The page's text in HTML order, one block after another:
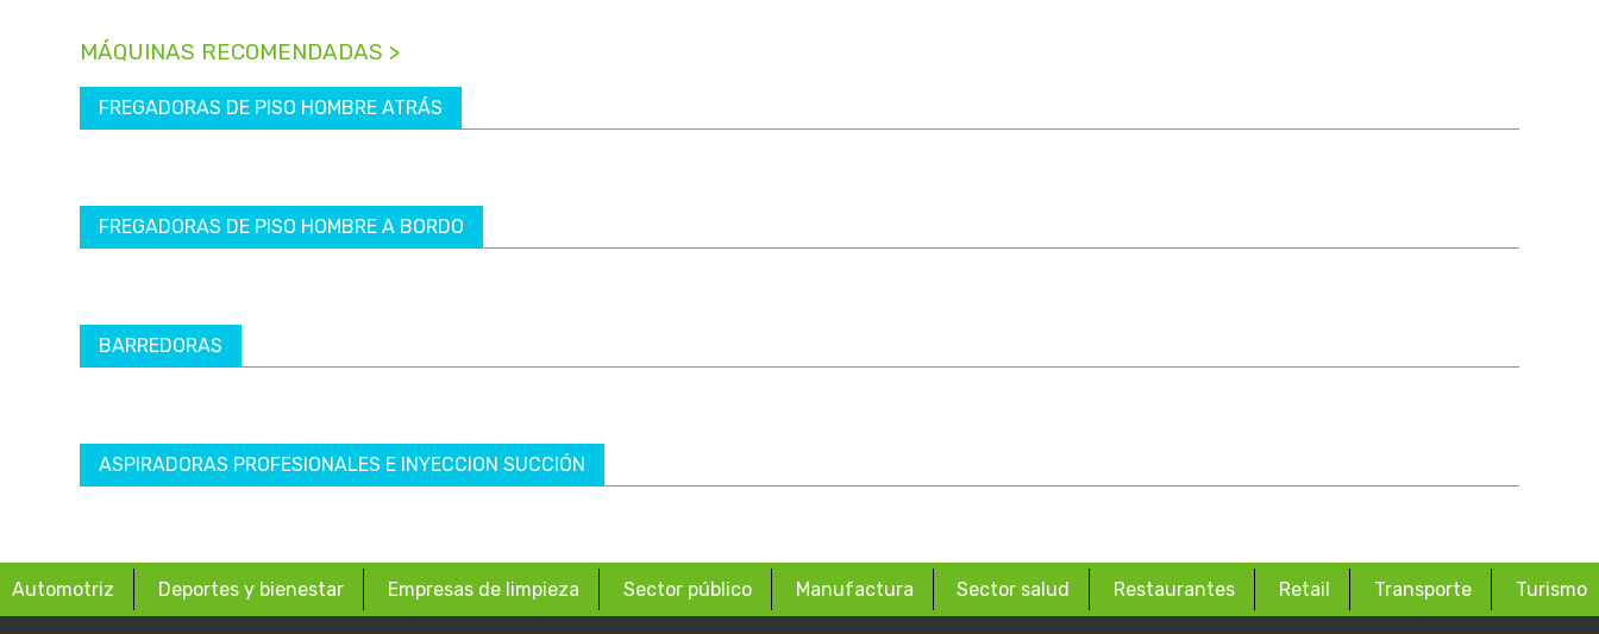
MÁQUINAS RECOMENDADAS >
FREGADORAS DE PISO HOMBRE ATRÁS
FREGADORAS DE PISO HOMBRE A BORDO
BARREDORAS
ASPIRADORAS PROFESIONALES E INYECCION SUCCIÓN
Automotriz Deportes y bienestar Empresas de limpieza Sector público Manufactura Sector salud Restaurantes Retail Transporte Turismo